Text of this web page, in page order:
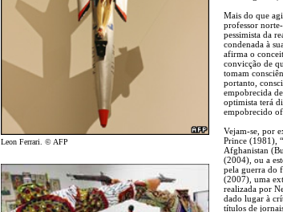
Leon Ferrari. © AFP
Mais do que
professor
pessimista da
condenada à
afirma o
convicção de
tomam
portanto,
empobrecida
optimista terá
empobrecido
Vejam-se, por
Prince (1981),
Afghanistan
(2004), ou a
pela guerra do
(2007), uma
realizada por
dado lugar à
títulos de